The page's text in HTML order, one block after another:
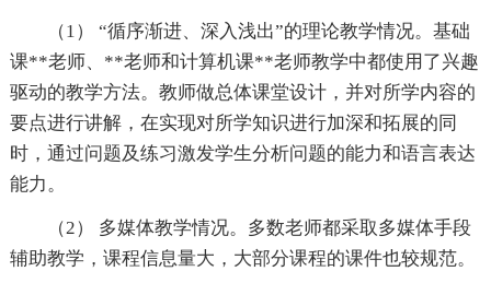
（1） “循序渐进、深入浅出”的理论教学情况。基础
课**老师、**老师和计算机课**老师教学中都使用了兴趣
驱动的教学方法。教师做总体课堂设计，并对所学内容的
要点进行讲解，在实现对所学知识进行加深和拓展的同
时，通过问题及练习激发学生分析问题的能力和语言表达
能力。
（2） 多媒体教学情况。多数老师都采取多媒体手段
辅助教学，课程信息量大，大部分课程的课件也较规范。